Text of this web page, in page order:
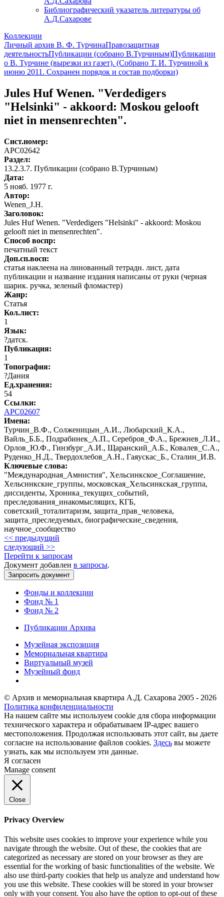
Библиографический указатель литературы об
А.Д.Сахарове
Коллекции
Личный архив В. Ф. ТурчинаПравозащитная
деятельностьПубликации (собрано В.Турчиным)Публикации
о В. Турчине (вырезки из газет). (Собрано Т. И. Турчиной к
июню 2011. Сохранен порядок и состав подборки)
Jules Huf Wenen. "Verdedigers
"Helsinki" - akkoord: Moskou gelooft
niet in mensenrechten".
Сист.номер:
АРС02642
Раздел:
13.2.3.7. Публикации (собрано В.Турчиным)
Дата:
5 нояб. 1977 г.
Автор:
Wenen_J.H.
Заголовок:
Jules Huf Wenen. "Verdedigers "Helsinki" - akkoord: Moskou
gelooft niet in mensenrechten".
Способ воспр:
печатный текст
Доп.сп.восп:
статья наклеена на линованный тетрадн. лист, дата
публикации и название издания написаны от руки (черная
шарик. ручка, зеленый фломастер)
Жанр:
Статья
Кол.лист:
1
Язык:
?датск.
Публикация:
1
Топография:
?Дания
Ед.хранения:
54
Ссылки:
АРС02607
Имена:
Турчин_В.Ф., Солженицын_А.И., Любарский_К.А.,
Вайль_Б.Б., Подрабинек_А.П., Серебров_Ф.А., Брежнев_Л.И.,
Орлов_Ю.Ф., Гинзбург_А.И., Щаранский_А.Б., Ковалев_С.А.,
Руденко_Н.Д., Твердохлебов_А.Н., Гаяускас_Б., Сталин_И.В.
Ключевые слова:
"Международная_Амнистия", Хельсинкское_Соглашение,
Хельсинкские_группы, московская_Хельсинкская_группа,
диссиденты, Хроника_текущих_событий,
преследования_инакомыслящих, КГБ,
советский_тоталитаризм, защита_прав_человека,
защита_преследуемых, биографические_сведения,
научное_сообщество
<< предыдущий
следующий >>
Перейти к запросам
Документ добавлен в запросы.
Фонды и коллекции
Фонд № 1
Фонд № 2
Публикации Архива
Музейная экспозиция
Мемориальная квартира
Виртуальный музей
Музейный фонд
© Архив и мемориальная квартира А.Д. Сахарова 2005 - 2026
Политика конфиденциальности
На нашем сайте мы используем cookie для сбора информации
технического характера и обрабатываем IP-адрес вашего
местоположения. Продолжая использовать этот сайт, вы даете
согласие на использование файлов cookies. Здесь вы можете
узнать, как мы используем эти данные.
Я согласен
Manage consent
Close
Privacy Overview
This website uses cookies to improve your experience while you
navigate through the website. Out of these, the cookies that are
categorized as necessary are stored on your browser as they are
essential for the working of basic functionalities of the website. We
also use third-party cookies that help us analyze and understand how
you use this website. These cookies will be stored in your browser
only with your consent. You also have the option to opt-out of these